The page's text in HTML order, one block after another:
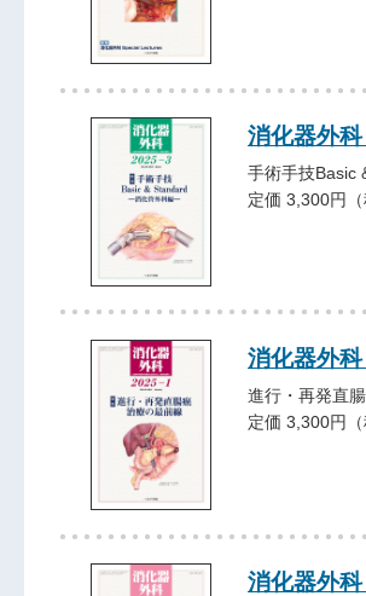
消化器外
手術手技Basic
定価 3,300円（
消化器外
進行・再発直
定価 3,300円（
消化器外